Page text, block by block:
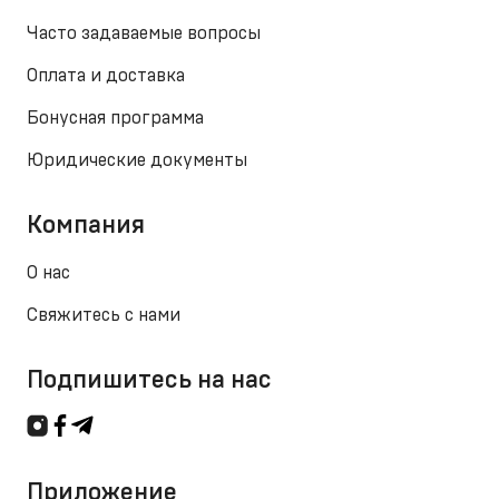
Часто задаваемые вопросы
Оплата и доставка
Бонусная программа
Юридические документы
Компания
О нас
Свяжитесь с нами
Подпишитесь на нас
Приложение